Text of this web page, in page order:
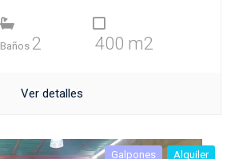
Baños 2 400 m2
Ver detalles
Galpones Alquiler